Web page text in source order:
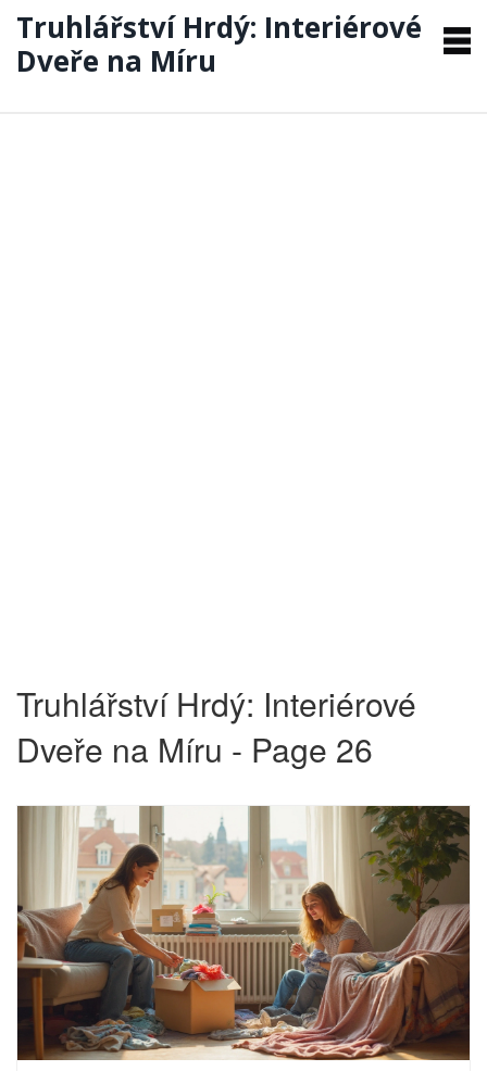
Truhlářství Hrdý: Interiérové
Dveře na Míru
Truhlářství Hrdý: Interiérové
Dveře na Míru - Page 26